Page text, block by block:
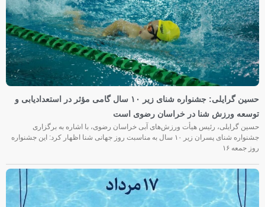
حسین گرایلی: جشنواره شنای زیر ۱۰ سال گامی مؤثر در استعدادیابی و
توسعه ورزش شنا در خراسان رضوی است
حسین گرایلی، رئیس هیأت ورزش‌های آبی خراسان رضوی، با اشاره به برگزاری
جشنواره شنای پسران زیر ۱۰ سال به مناسبت روز جهانی شنا اظهار کرد: این جشنواره
روز جمعه‌ ۱۶